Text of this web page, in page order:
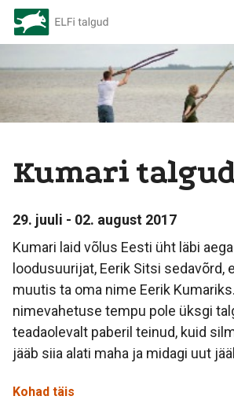
Kumari
29. juuli - 02. august 2017
Kumari laid võlus Eesti üht läbi
loodusuurijat, Eerik Sitsi sedavõrd,
muutis ta oma nime Eerik
nimevahetuse tempu pole üksgi
teadaolevalt paberil teinud, kuid
jääb siia alati maha ja midagi uut
Kohad täis